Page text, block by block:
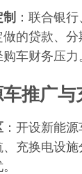
：联合银
的贷款、
车财务压力
推广与
：开设新能
充换电设